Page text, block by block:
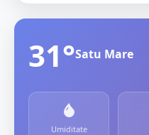
31°Satu Mare
Umiditate